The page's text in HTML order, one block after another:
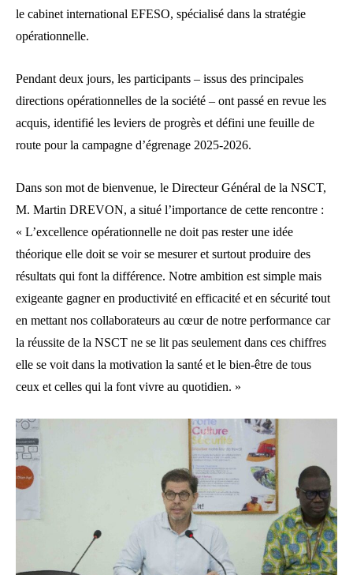
le cabinet international EFESO, spécialisé dans la stratégie
opérationnelle.
Pendant deux jours, les participants – issus des principales
directions opérationnelles de la société – ont passé en revue les
acquis, identifié les leviers de progrès et défini une feuille de
route pour la campagne d’égrenage 2025-2026.
Dans son mot de bienvenue, le Directeur Général de la NSCT,
M. Martin DREVON, a situé l’importance de cette rencontre :
« L’excellence opérationnelle ne doit pas rester une idée
théorique elle doit se voir se mesurer et surtout produire des
résultats qui font la différence. Notre ambition est simple mais
exigeante gagner en productivité en efficacité et en sécurité tout
en mettant nos collaborateurs au cœur de notre performance car
la réussite de la NSCT ne se lit pas seulement dans ces chiffres
elle se voit dans la motivation la santé et le bien-être de tous
ceux et celles qui la font vivre au quotidien. »